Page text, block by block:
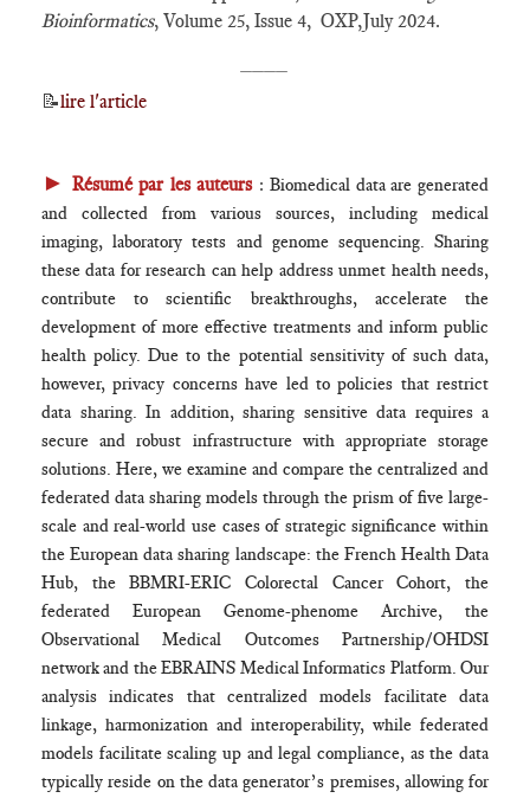
Bioinformatics, Volume 25, Issue 4, OXP,July 2024.
📝lire l'article
► Résumé par les auteurs :Biomedical data are generated
and collected from various sources, including medical
imaging, laboratory tests and genome sequencing. Sharing
these data for research can help address unmet health needs,
contribute to scientific breakthroughs, accelerate the
development of more effective treatments and inform public
health policy. Due to the potential sensitivity of such data,
however, privacy concerns have led to policies that restrict
data sharing. In addition, sharing sensitive data requires a
secure and robust infrastructure with appropriate storage
solutions. Here, we examine and compare the centralized and
federated data sharing models through the prism of five large-
scale and real-world use cases of strategic significance within
the European data sharing landscape: the French Health Data
Hub, the BBMRI-ERIC Colorectal Cancer Cohort, the
federated European Genome-phenome Archive, the
Observational Medical Outcomes Partnership/OHDSI
network and the EBRAINS Medical Informatics Platform. Our
analysis indicates that centralized models facilitate data
linkage, harmonization and interoperability, while federated
models facilitate scaling up and legal compliance, as the data
typically reside on the data generator’s premises, allowing for